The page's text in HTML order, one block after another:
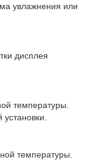
увлажнения или
дисплея
температуры.
температуры.